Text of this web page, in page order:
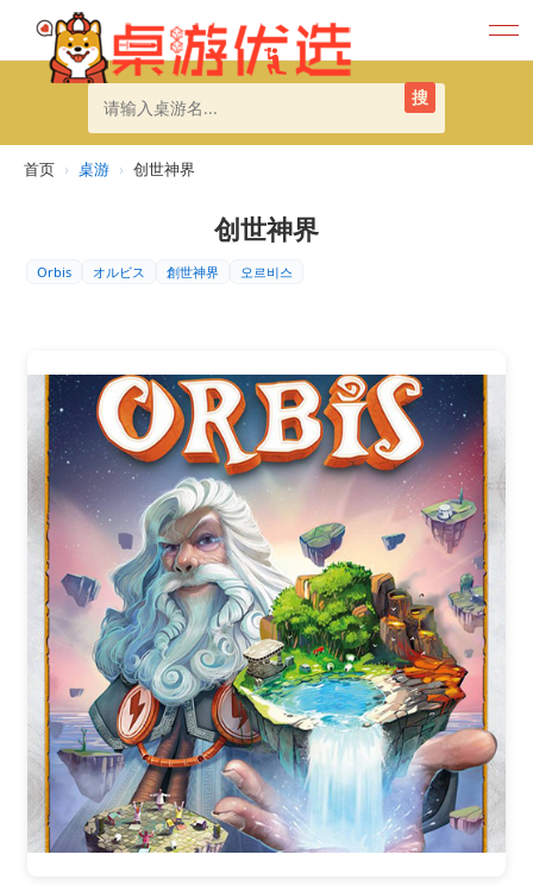
搜
首页 › 桌游 › 创世神界
创世神界
Orbis オルビス 創世神界 오르비스